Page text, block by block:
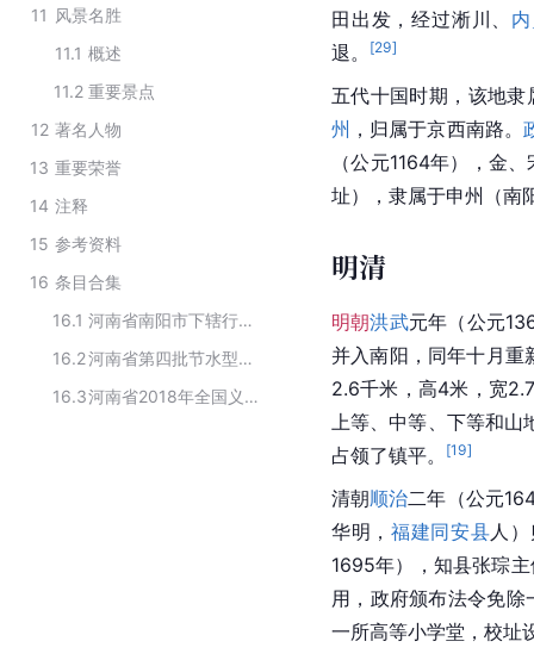
11 风景名胜
11.1 概述
11.2 重要景点
12 著名人物
13 重要荣誉
14 注释
15 参考资料
16 条目合集
16.1
河南省南阳市下辖行政区划
16.2
河南省第四批节水型社会建设达标县（区）
16.3
河南省2018年全国义务教育发展基本均衡县（市、区）
田出发，经过淅川、
退。
[29]
五代十国时期，该地隶
州 ，归属于京西南路。
（公元1164年），金
址），隶属于申州（南
明清
明朝洪武元年（公元
并入南阳，同年十月重
2.6千米，高4米，宽
上等、中等、下等和
占领了镇平。
[19]
清朝顺治二年（公元
华明，福建同安县人
1695年），知县张琮
用，政府颁布法令免
一所高等小学堂，校址